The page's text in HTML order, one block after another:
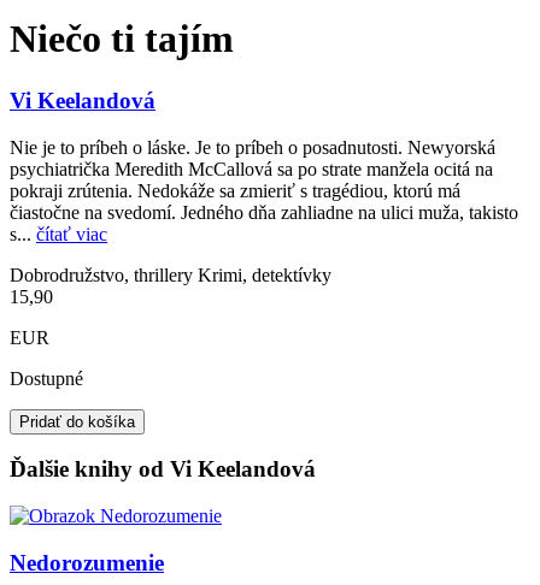
Niečo ti tajím
Vi Keelandová
Nie je to príbeh o láske. Je to príbeh o posadnutosti. Newyorská
psychiatrička Meredith McCallová sa po strate manžela ocitá na
pokraji zrútenia. Nedokáže sa zmieriť s tragédiou, ktorú má
čiastočne na svedomí. Jedného dňa zahliadne na ulici muža, takisto
s... čítať viac
Dobrodružstvo, thrillery Krimi, detektívky
15,90
EUR
Dostupné
Pridať do košíka
Ďalšie knihy od Vi Keelandová
Nedorozumenie